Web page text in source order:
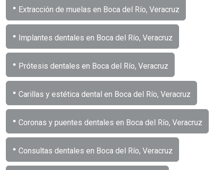
• Extracción de muelas en Boca del Río, Veracruz
• Implantes dentales en Boca del Río, Veracruz
• Prótesis dentales en Boca del Río, Veracruz
• Carillas y estética dental en Boca del Río, Veracruz
• Coronas y puentes dentales en Boca del Río, Veracruz
• Consultas dentales en Boca del Río, Veracruz